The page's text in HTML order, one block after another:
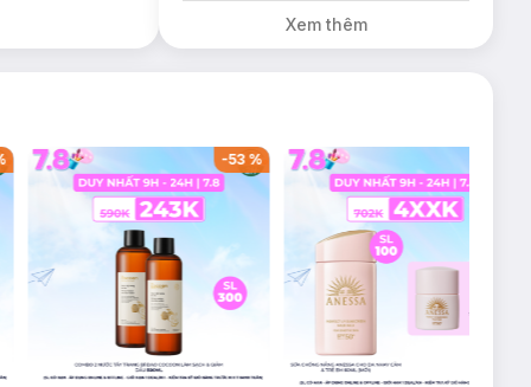
Milaganics Giảm
Mụn, Mờ Vết
Xem thêm
-53%